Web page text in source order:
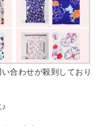
合わせが殺到しており